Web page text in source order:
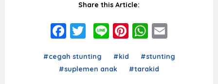
Share this Article:
Facebook
Twitter
LinePinterest
#cegah stunting #kid
#stunting
#suplemen anak
#tarakid